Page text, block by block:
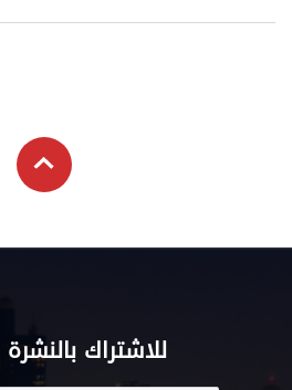
للاشتراك بالنشرة